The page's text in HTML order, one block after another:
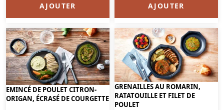
AJOUTER AJOUTER
EMINCÉ DE POULET CITRON-
ORIGAN, ÉCRASÉ DE COURGETTE
GRENAILLES AU ROMARIN,
RATATOUILLE ET FILET DE
POULET